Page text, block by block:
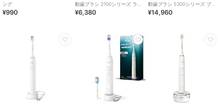
ング
¥990
動歯ブラシ 2100シリーズ ライ
トピンク
¥6,380
動歯ブラシ 5300シリーズ ブ
ラック
¥14,960